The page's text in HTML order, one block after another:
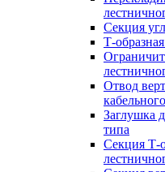
Секция
Т-
Отвод
Заглушка
типа
Секция Т-